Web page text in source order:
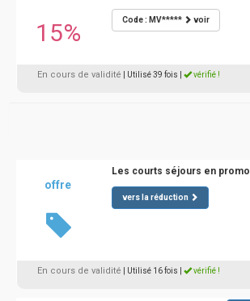
15% Code : MV***** voir
En cours de validité | Utilisé 39 fois vérifié !
offre
Les courts séjours en promo
vers la réduction
En cours de validité | Utilisé 16 fois vérifié !